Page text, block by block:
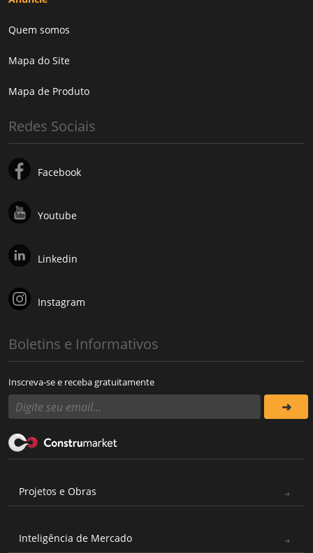
Quem somos
Mapa do Site
Mapa de Produto
Redes Sociais
Facebook
Youtube
Linkedin
Instagram
Boletins e Informativos
Inscreva-se e receba gratuitamente
Projetos e Obras
Inteligência de Mercado